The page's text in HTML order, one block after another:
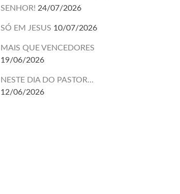
SENHOR! 24/07/2026
SÓ EM JESUS 10/07/2026
MAIS QUE VENCEDORES
19/06/2026
NESTE DIA DO PASTOR…
12/06/2026